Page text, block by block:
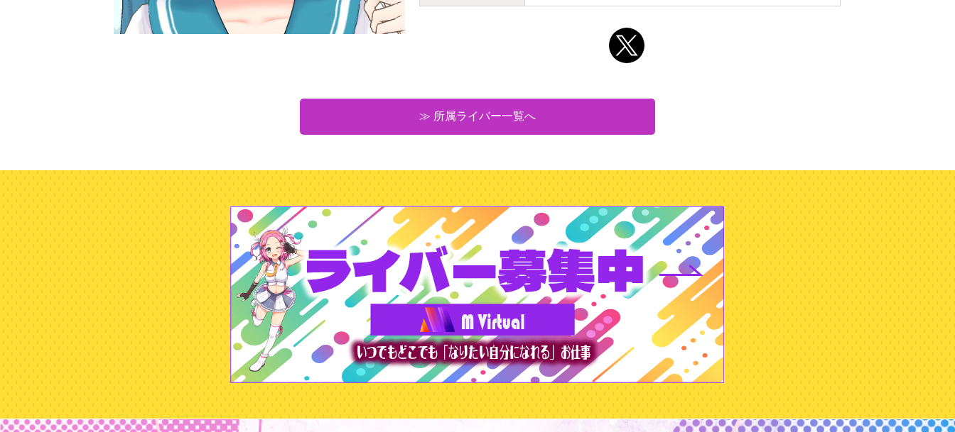
≫ 所属ライバー一覧へ